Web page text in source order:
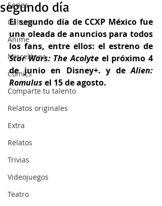
Series
Cultura
Anime
Miscelánea
Cómics
Comparte tu talento
Relatos originales
Extra
Relatos
Trivias
Videojuegos
Teatro
segundo día
El segundo día de CCXP México fue
una oleada de anuncios para todos
los fans, entre ellos: el estreno de
Star Wars: The Acolyte el próximo 4
de junio en Disney+. y de Alien:
Romulus el 15 de agosto.